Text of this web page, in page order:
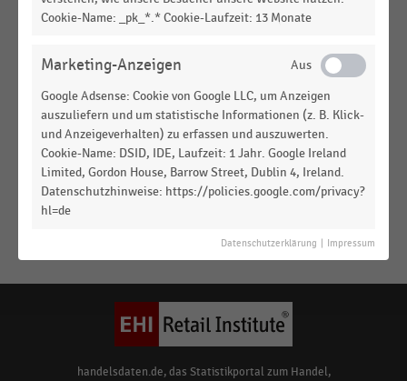
Top 50 der größten Fast-Food-Ketten in den USA
nach Umsatz (2019)
GASTRONOMIE & CATERING|STATISTIK
Top 50 der größten Fast-Food-Ketten in den USA
nach Umsatz (2018)
GASTRONOMIE & CATERING|STATISTIK
Keine
Ergebnisse
handelsdaten.de, das Statistikportal zum Handel,
Cookie-Name: _pk_*.* Cookie-Laufzeit: 13 Monate
Marketing-Anzeigen
Google Adsense: Cookie von Google LLC, um Anzeigen
auszuliefern und um statistische Informationen (z. B. Klick-
und Anzeigeverhalten) zu erfassen und auszuwerten.
Cookie-Name: DSID, IDE, Laufzeit: 1 Jahr. Google Ireland
Limited, Gordon House, Barrow Street, Dublin 4, Ireland.
Datenschutzhinweise: https://policies.google.com/privacy?
hl=de
Datenschutzerklärung Impressum